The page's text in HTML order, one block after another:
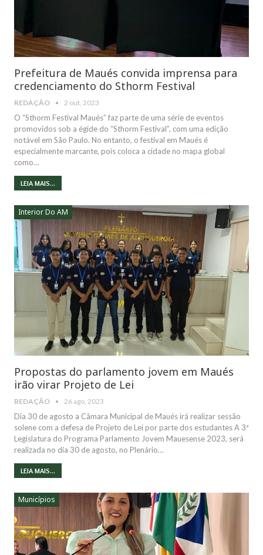
Prefeitura de Maués convida imprensa para
credenciamento do Sthorm Festival
REDAÇÃO 2 out, 2023
O “Sthorm Festival Maués” faz parte de uma série de eventos
promovidos sob a égide do “Sthorm Festival”, com uma edição
notável em São Paulo. No entanto, o festival em Maués é
especialmente marcante, pois coloca a cidade no mapa global
como…
LEIA MAIS...
Interior Do AM
Propostas do parlamento jovem em Maués
irão virar Projeto de Lei
REDAÇÃO 26 ago, 2023
Dia 30 de agosto a Câmara Municipal de Maués irá realizar sessão
solene com a defesa de Projeto de Lei por parte dos estudantes A 3ª
Legislatura do Programa Parlamento Jovem Mauesense 2023, será
realizada no dia 30 de agosto, no Plenário…
LEIA MAIS...
Municípios